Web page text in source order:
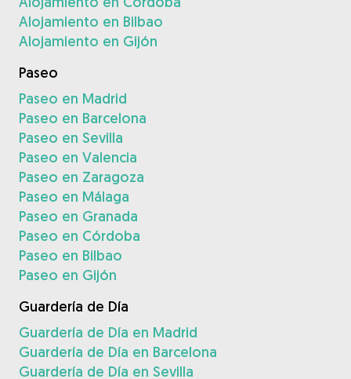
Alojamiento en Bilbao
Alojamiento en Gijón
Paseo
Paseo en Madrid
Paseo en Barcelona
Paseo en Sevilla
Paseo en Valencia
Paseo en Zaragoza
Paseo en Málaga
Paseo en Granada
Paseo en Córdoba
Paseo en Bilbao
Paseo en Gijón
Guardería de Día
Guardería de Día en Madrid
Guardería de Día en Barcelona
Guardería de Día en Sevilla